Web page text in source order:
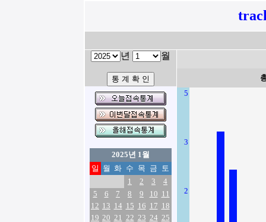
년 월
2025년 1월
일 월 화 수 목 금 토
1
2 3
4
5
6 7 8 9 10 11
12 13 14 15 16 17 18
19 20 21 22 23 24 25
5
3
2